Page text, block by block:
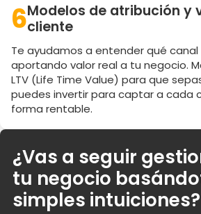
6Modelos de atribución y
cliente
Te ayudamos a entender qué
aportando valor real a tu negocio.
LTV (Life Time Value) para que
puedes invertir para captar a cada
forma rentable.
¿Vas a seguir
tu negocio
simples intuiciones?